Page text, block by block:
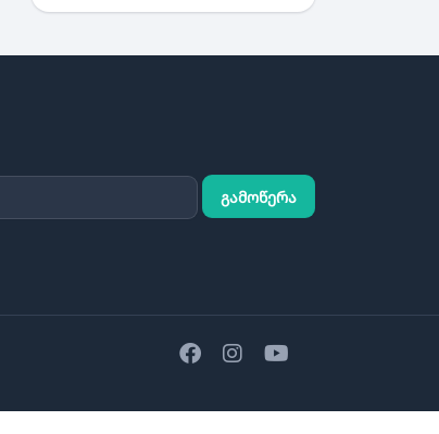
გამოწერა